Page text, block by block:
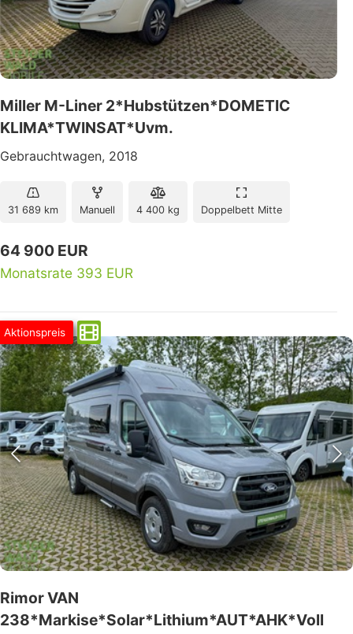
Miller M-Liner 2*Hubstützen*DOMETIC
KLIMA*TWINSAT*Uvm.
Gebrauchtwagen, 2018
31 689 km Manuell 4 400 kg Doppelbett Mitte
64 900 EUR
Monatsrate 393 EUR
Aktionspreis
Rimor VAN
238*Markise*Solar*Lithium*AUT*AHK*Voll